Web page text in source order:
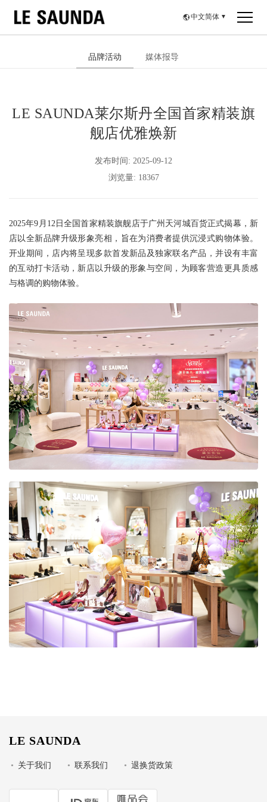
中文简体 ▼
品牌活动 媒体报导
LE SAUNDA莱尔斯丹全国首家精装旗
舰店优雅焕新
发布时间: 2025-09-12
浏览量: 18367
2025年9月12日全国首家精装旗舰店于广州天河城百货正式揭幕，新
店以全新品牌升级形象亮相，旨在为消费者提供沉浸式购物体验。
开业期间，店内将呈现多款首发新品及独家联名产品，并设有丰富
的互动打卡活动，新店以升级的形象与空间，为顾客营造更具质感
与格调的购物体验。
LE SAUNDA
• 关于我们 • 联系我们 • 退换货政策